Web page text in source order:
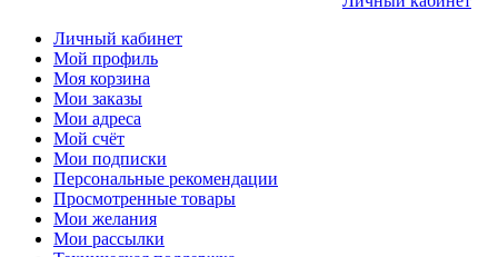
Личный кабинет
Мой профиль
Моя корзина
Мои заказы
Мои адреса
Мой счёт
Мои подписки
Персональные рекомендации
Просмотренные товары
Мои желания
Мои рассылки